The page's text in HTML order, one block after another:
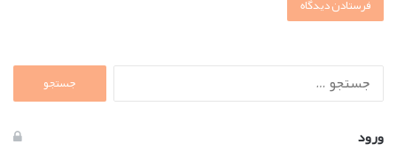
جستجو
ورود